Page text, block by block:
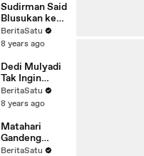
Sudirman Said
Blusukan ke
Pasar
Tradisional
BeritaSatu
8 years ago
Dedi Mulyadi
Tak Ingin
Menang
Berdasarkan
BeritaSatu
8 years ago
Matahari
Gandeng
Desainer
BeritaSatu